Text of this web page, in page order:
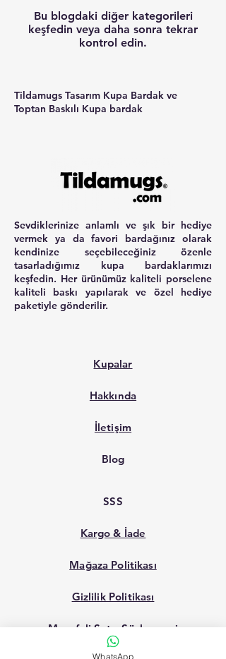
Bu blogdaki diğer kategorileri
keşfedin veya daha sonra tekrar
kontrol edin.
Tildamugs Tasarım Kupa Bardak ve
Toptan Baskılı Kupa bardak
Sevdiklerinize anlamlı ve şık bir hediye
vermek ya da favori bardağınız olarak
kendinize seçebileceğiniz özenle
tasarladığımız kupa bardaklarımızı
keşfedin. Her ürünümüz kaliteli porselene
kaliteli baskı yapılarak ve özel hediye
paketiyle gönderilir.
Kupalar
Hakkında
İletişim
Blog
SSS
Kargo & İade
Mağaza Politikası
Gizlilik Politikası
Mesafeli Satış Sözleşmesi
WhatsApp